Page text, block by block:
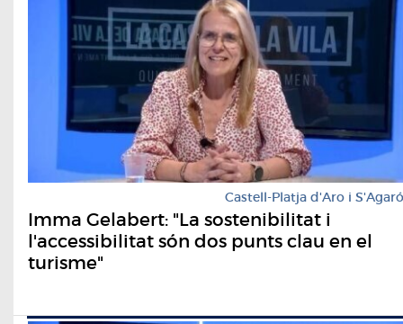
Castell-Platja d'Aro i S'Agaró
Imma Gelabert: "La sostenibilitat i
l'accessibilitat són dos punts clau en el
turisme"